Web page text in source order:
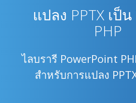
แปลง PPTX เป็น
PHP
ไลบรารี PowerPoint
สำหรับการแปลง